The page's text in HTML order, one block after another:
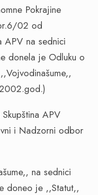
Pokrajine
02 od
na sednici
donela je Odluku o
APV
i Nadzorni odbor
na sednici
doneo je ,,Statut,,